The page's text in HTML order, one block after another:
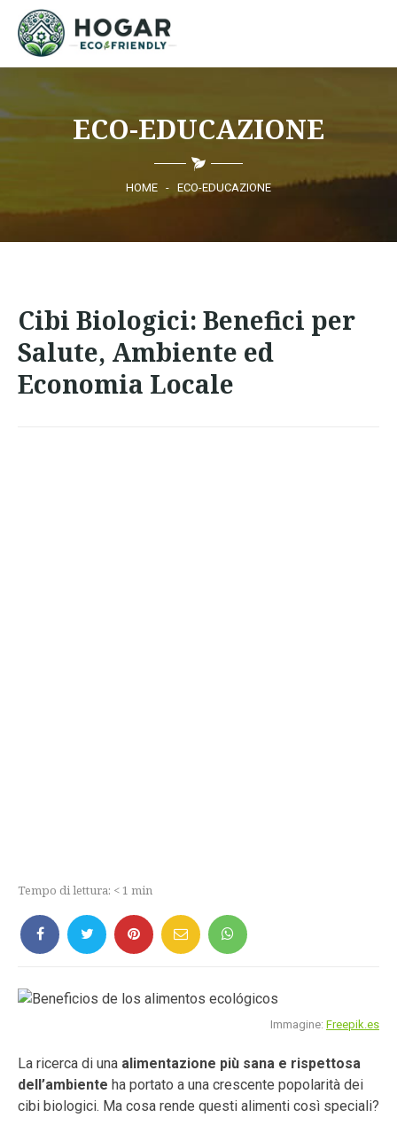
ECO-EDUCAZIONE
CONTATTI
ECO-EDUCAZIONE
HOME - ECO-EDUCAZIONE
Cibi Biologici: Benefici per
Salute, Ambiente ed
Economia Locale
Tempo di lettura: < 1 min
Immagine: Freepik.es
La ricerca di una alimentazione più sana e rispettosa
dell’ambiente ha portato a una crescente popolarità dei
cibi biologici. Ma cosa rende questi alimenti così speciali?